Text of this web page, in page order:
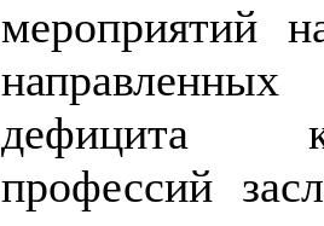
мероприятий
дефицита
профессий